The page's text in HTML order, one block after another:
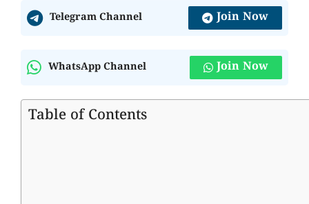
Telegram Channel Join Now
WhatsApp Channel Join Now
Table of Contents